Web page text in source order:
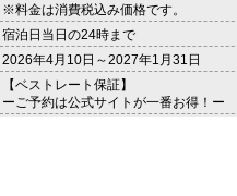
※料金は消費税込み価格です。
宿泊日当日の24時まで
2026年4月10日～2027年1月31日
【ベストレート保証】
ーご予約は公式サイトが一番お得！ー